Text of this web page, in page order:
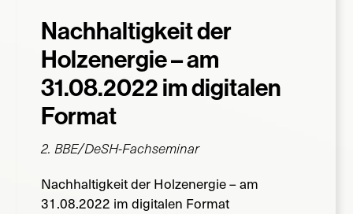
Suche
nach:
Nachhaltigkeit der
Holzenergie – am
31.08.2022 im digitalen
Format
2. BBE/DeSH-Fachseminar
Nachhaltigkeit der Holzenergie – am
31.08.2022 im digitalen Format